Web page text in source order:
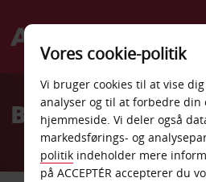
Welcome
AvisBilleje
Vores cookie-politik
Vi bruger cookies til at vise
analyser og til at forbedre din
hjemmeside. Vi deler også
markedsførings- og
politik indeholder mere
på ACCEPTÉR accepterer du